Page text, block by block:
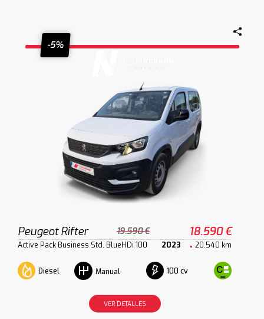
-5%
Peugeot Rifter 19.590 € 18.590 €
Active Pack Business Std. BlueHDi 100 2023 20.540 km
Diesel Manual 100 cv
VER DETALLES